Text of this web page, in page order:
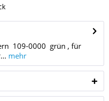
109-0000 grün , für
mehr